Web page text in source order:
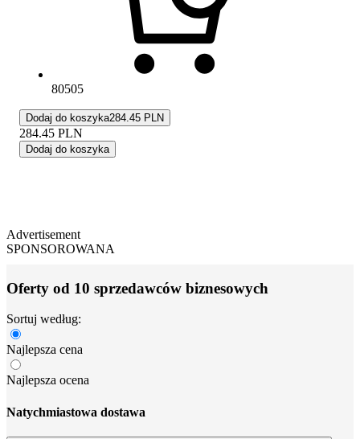
80505
Dodaj do koszyka284.45 PLN
284.45 PLN
Dodaj do koszyka
Advertisement
SPONSOROWANA
Oferty od 10 sprzedawców biznesowych
Sortuj według:
Najlepsza cena
Najlepsza ocena
Natychmiastowa dostawa